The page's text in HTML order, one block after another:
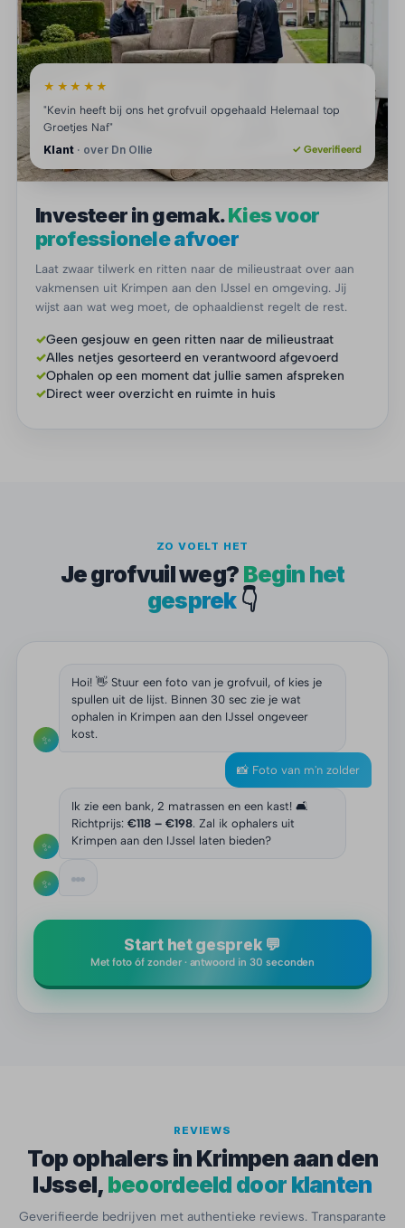
★★★★★
"Kevin heeft bij ons het grofvuil opgehaald Helemaal top
Groetjes Naf"
Klant · over Dn Ollie ✓ Geverifieerd
Investeer in gemak.Kies voor
professionele afvoer
Laat zwaar tilwerk en ritten naar de milieustraat over aan
vakmensen uit Krimpen aan den IJssel en omgeving. Jij
wijst aan wat weg moet, de ophaaldienst regelt de rest.
✓Geen gesjouw en geen ritten naar de milieustraat
✓Alles netjes gesorteerd en verantwoord afgevoerd
✓Ophalen op een moment dat jullie samen afspreken
✓Direct weer overzicht en ruimte in huis
ZO VOELT HET
Je grofvuil weg? Begin het
gesprek👇
✨
Hoi! 👋 Stuur een foto van je grofvuil, of kies je
spullen uit de lijst. Binnen 30 sec zie je wat
ophalen in Krimpen aan den IJssel ongeveer
kost.
📸 Foto van m'n zolder
✨
Ik zie een bank, 2 matrassen en een kast! 🛋️
Richtprijs: €118 – €198. Zal ik ophalers uit
Krimpen aan den IJssel laten bieden?
✨
Start het gesprek 💬
Met foto óf zonder · antwoord in 30 seconden
REVIEWS
Top ophalers in Krimpen aan den
IJssel, beoordeeld door klanten
Geverifieerde bedrijven met authentieke reviews. Transparante